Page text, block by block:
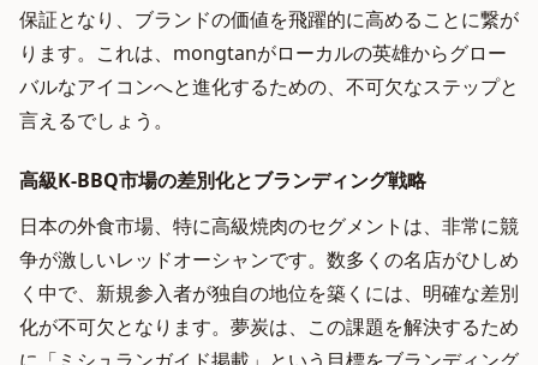
保証となり、ブランドの価値を飛躍的に高めることに繋が
ります。これは、mongtanがローカルの英雄からグロー
バルなアイコンへと進化するための、不可欠なステップと
言えるでしょう。
高級K-BBQ市場の差別化とブランディング戦略
日本の外食市場、特に高級焼肉のセグメントは、非常に競
争が激しいレッドオーシャンです。数多くの名店がひしめ
く中で、新規参入者が独自の地位を築くには、明確な差別
化が不可欠となります。夢炭は、この課題を解決するため